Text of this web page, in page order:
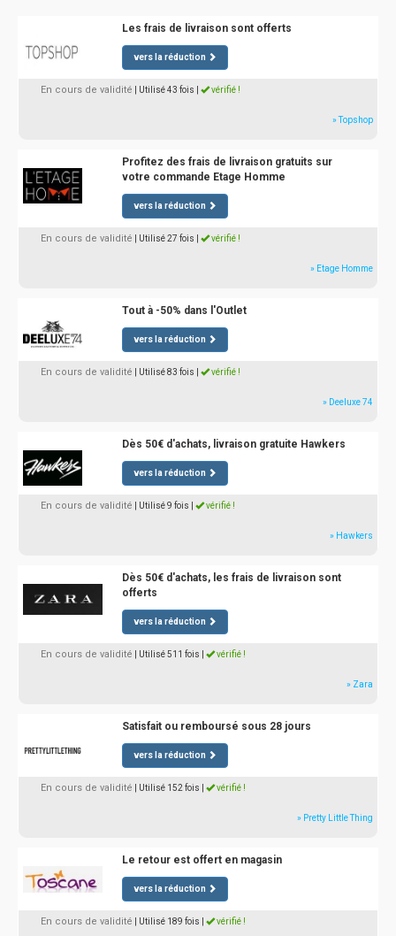
Les frais de livraison sont offerts
vers la réduction
En cours de validité | Utilisé 43 fois vérifié !
» Topshop
Profitez des frais de livraison gratuits sur
votre commande Etage Homme
vers la réduction
En cours de validité | Utilisé 27 fois vérifié !
» Etage Homme
Tout à -50% dans l'Outlet
vers la réduction
En cours de validité | Utilisé 83 fois vérifié !
» Deeluxe 74
Dès 50€ d'achats, livraison gratuite Hawkers
vers la réduction
En cours de validité | Utilisé 9 fois vérifié !
» Hawkers
Dès 50€ d'achats, les frais de livraison sont
offerts
vers la réduction
En cours de validité | Utilisé 511 fois vérifié !
» Zara
Satisfait ou remboursé sous 28 jours
vers la réduction
En cours de validité | Utilisé 152 fois vérifié !
» Pretty Little Thing
Le retour est offert en magasin
vers la réduction
En cours de validité | Utilisé 189 fois vérifié !